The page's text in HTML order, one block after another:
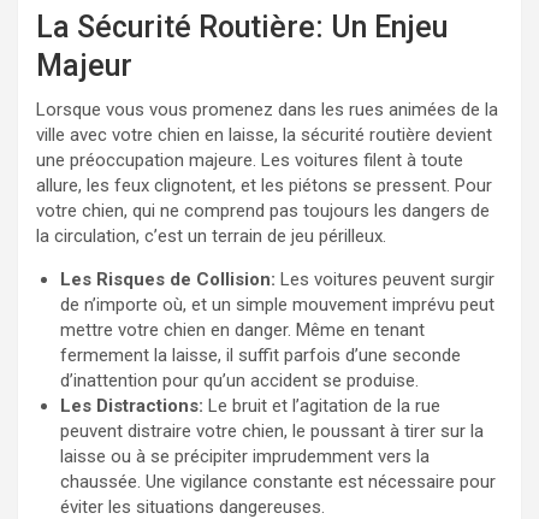
La Sécurité Routière: Un Enjeu
Majeur
Lorsque vous vous promenez dans les rues animées de la
ville avec votre chien en laisse, la sécurité routière devient
une préoccupation majeure. Les voitures filent à toute
allure, les feux clignotent, et les piétons se pressent. Pour
votre chien, qui ne comprend pas toujours les dangers de
la circulation, c’est un terrain de jeu périlleux.
Les Risques de Collision: Les voitures peuvent surgir
de n’importe où, et un simple mouvement imprévu peut
mettre votre chien en danger. Même en tenant
fermement la laisse, il suffit parfois d’une seconde
d’inattention pour qu’un accident se produise.
Les Distractions: Le bruit et l’agitation de la rue
peuvent distraire votre chien, le poussant à tirer sur la
laisse ou à se précipiter imprudemment vers la
chaussée. Une vigilance constante est nécessaire pour
éviter les situations dangereuses.